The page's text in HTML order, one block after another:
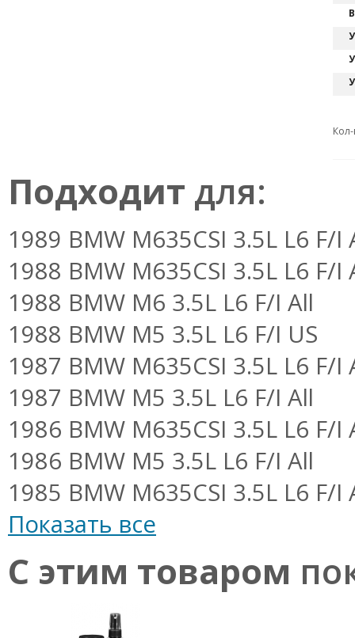
Подходит для:
1989 BMW M635CSI 3.5L L6 F/I
1988 BMW M635CSI 3.5L L6 F/I
1988 BMW M6 3.5L L6 F/I All
1988 BMW M5 3.5L L6 F/I US
1987 BMW M635CSI 3.5L L6 F/I
1987 BMW M5 3.5L L6 F/I All
1986 BMW M635CSI 3.5L L6 F/I
1986 BMW M5 3.5L L6 F/I All
1985 BMW M635CSI 3.5L L6 F/I
Показать все
С этим товаром